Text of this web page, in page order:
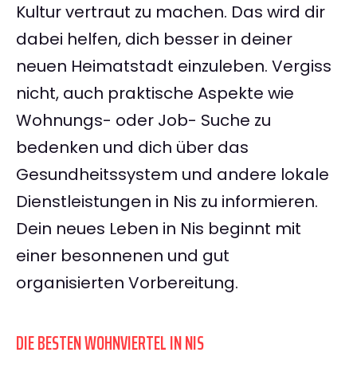
Kultur vertraut zu machen. Das wird dir
dabei helfen, dich besser in deiner
neuen Heimatstadt einzuleben. Vergiss
nicht, auch praktische Aspekte wie
Wohnungs- oder Job- Suche zu
bedenken und dich über das
Gesundheitssystem und andere lokale
Dienstleistungen in Nis zu informieren.
Dein neues Leben in Nis beginnt mit
einer besonnenen und gut
organisierten Vorbereitung.
DIE BESTEN WOHNVIERTEL IN NIS